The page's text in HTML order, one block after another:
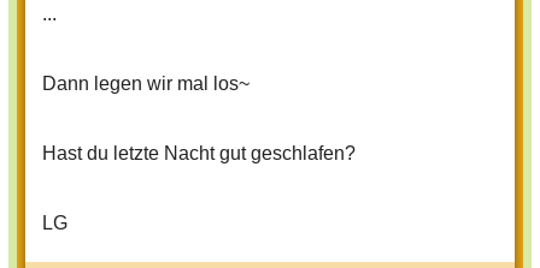
...
Dann legen wir mal los~
Hast du letzte Nacht gut geschlafen?
LG